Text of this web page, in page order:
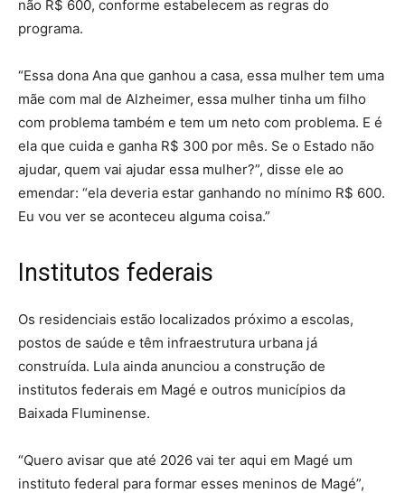
não R$ 600, conforme estabelecem as regras do
programa.
“Essa dona Ana que ganhou a casa, essa mulher tem uma
mãe com mal de Alzheimer, essa mulher tinha um filho
com problema também e tem um neto com problema. E é
ela que cuida e ganha R$ 300 por mês. Se o Estado não
ajudar, quem vai ajudar essa mulher?”, disse ele ao
emendar: “ela deveria estar ganhando no mínimo R$ 600.
Eu vou ver se aconteceu alguma coisa.”
Institutos federais
Os residenciais estão localizados próximo a escolas,
postos de saúde e têm infraestrutura urbana já
construída. Lula ainda anunciou a construção de
institutos federais em Magé e outros municípios da
Baixada Fluminense.
“Quero avisar que até 2026 vai ter aqui em Magé um
instituto federal para formar esses meninos de Magé”,